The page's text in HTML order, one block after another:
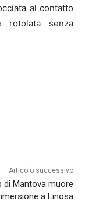
al contatto
rotolata senza
Articolo successivo
di Mantova muore
a Linosa